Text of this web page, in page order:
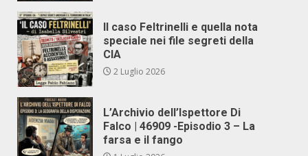
Il caso Feltrinelli e quella nota
speciale nei file segreti della
CIA
2 Luglio 2026
L’Archivio dell’Ispettore Di
Falco | 46909 -Episodio 3 – La
farsa e il fango